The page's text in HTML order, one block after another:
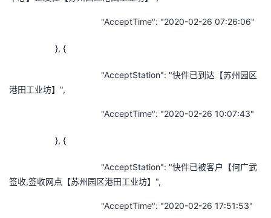
"AcceptTime": "2020-02-26 07:26:06"
}, {
"AcceptStation": "快件已到达【苏州园区
港田工业坊】",
"AcceptTime": "2020-02-26 10:07:43"
}, {
"AcceptStation": "快件已被客户【何广武
签收,签收网点【苏州园区港田工业坊】",
"AcceptTime": "2020-02-26 17:51:53"